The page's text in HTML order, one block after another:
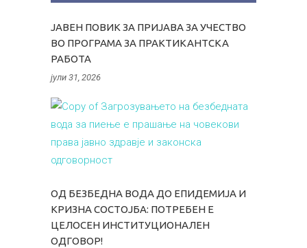
ЈАВЕН ПОВИК ЗА ПРИЈАВА ЗА УЧЕСТВО
ВО ПРОГРАМА ЗА ПРАКТИКАНТСКА
РАБОТА
јули 31, 2026
ОД БЕЗБЕДНА ВОДА ДО ЕПИДЕМИЈА И
КРИЗНА СОСТОЈБА: ПОТРЕБЕН Е
ЦЕЛОСЕН ИНСТИТУЦИОНАЛЕН
ОДГОВОР!